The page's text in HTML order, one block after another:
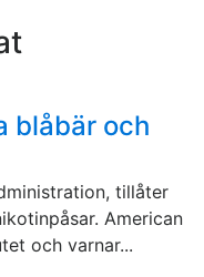
blåbär och
tillåter
American
och varnar...